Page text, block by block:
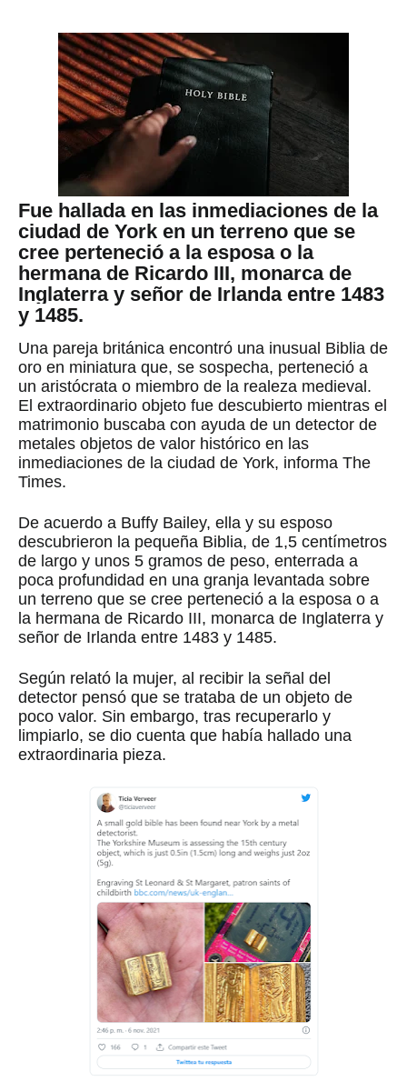
Fue hallada en las inmediaciones de la
ciudad de York en un terreno que se
cree perteneció a la esposa o la
hermana de Ricardo III, monarca de
Inglaterra y señor de Irlanda entre 1483
y 1485.
Una pareja británica encontró una inusual Biblia de
oro en miniatura que, se sospecha, perteneció a
un aristócrata o miembro de la realeza medieval.
El extraordinario objeto fue descubierto mientras el
matrimonio buscaba con ayuda de un detector de
metales objetos de valor histórico en las
inmediaciones de la ciudad de York, informa The
Times.
De acuerdo a Buffy Bailey, ella y su esposo
descubrieron la pequeña Biblia, de 1,5 centímetros
de largo y unos 5 gramos de peso, enterrada a
poca profundidad en una granja levantada sobre
un terreno que se cree perteneció a la esposa o a
la hermana de Ricardo III, monarca de Inglaterra y
señor de Irlanda entre 1483 y 1485.
Según relató la mujer, al recibir la señal del
detector pensó que se trataba de un objeto de
poco valor. Sin embargo, tras recuperarlo y
limpiarlo, se dio cuenta que había hallado una
extraordinaria pieza.